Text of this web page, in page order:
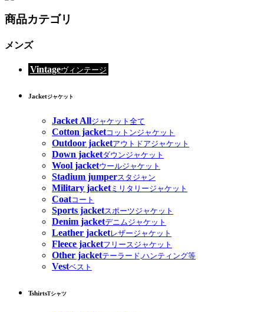
商品カテゴリ
メンズ
Vintageヴィンテージ
Jacketジャケット
Jacket Allジャケット全て
Cotton jacketコットンジャケット
Outdoor jacketアウトドアジャケット
Down jacketダウンジャケット
Wool jacketウールジャケット
Stadium jumperスタジャン
Military jacketミリタリージャケット
Coatコート
Sports jacketスポーツジャケット
Denim jacketデニムジャケット
Leather jacketレザージャケット
Fleece jacketフリースジャケット
Other jacketテーラード,ハンティング等
Vestベスト
TshirtsTシャツ